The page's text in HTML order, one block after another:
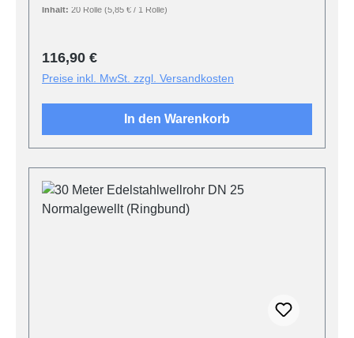
Inhalt: 20 Rolle (5,85 € / 1 Rolle)
Regulärer Preis:
116,90 €
Preise inkl. MwSt. zzgl. Versandkosten
In den Warenkorb